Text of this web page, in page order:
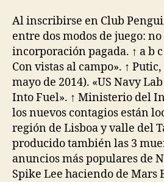
Al inscribirse en Club
entre dos modos de juego:
incorporación pagada. ↑ a b
Con vistas al campo». ↑
mayo de 2014). «US Navy
Into Fuel». ↑ Ministerio del
los nuevos contagios están
región de Lisboa y valle del
producido también las 3
anuncios más populares de
Spike Lee haciendo de Mars